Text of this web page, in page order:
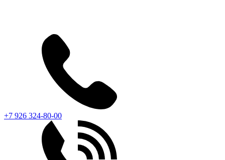
+7 926 324-80-00